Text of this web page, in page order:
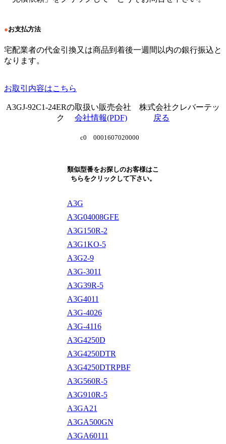
●お支払方法
宅配業者の代金引換又は商品到着後一週間以内の銀行振込と
なります。
お取引内容はこちら
A3GJ-92C1-24ERの取扱い販売会社 株式会社クレバーテッ
ク 会社情報(PDF) 戻る
c0 0001607020000
類似型番をお探しのお客様はこ
ちらをクリックして下さい。
A3G
A3G04008GFE
A3G150R-2
A3G1KO-5
A3G2-9
A3G-3011
A3G39R-5
A3G4011
A3G-4026
A3G-4116
A3G4250D
A3G4250DTR
A3G4250DTRPBF
A3G560R-5
A3G910R-5
A3GA21
A3GA500GN
A3GA60111